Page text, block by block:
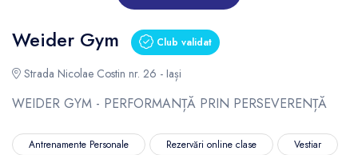
Weider Gym Club validat
Strada Nicolae Costin nr. 26 - Iași
WEIDER GYM - PERFORMANȚĂ PRIN PERSEVERENȚĂ
Antrenamente Personale Rezervări online clase
Vestiar